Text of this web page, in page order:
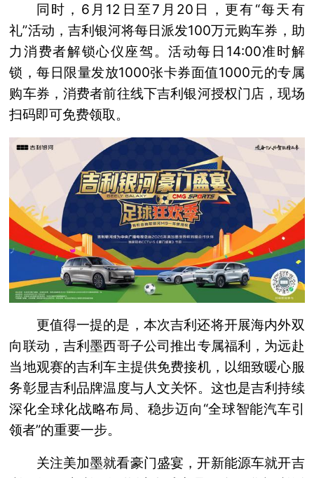
同时，6月12日至7月20日，更有“每天有
礼”活动，吉利银河将每日派发100万元购车券，助
力消费者解锁心仪座驾。活动每日14:00准时解
锁，每日限量发放1000张卡券面值1000元的专属
购车券，消费者前往线下吉利银河授权门店，现场
扫码即可免费领取。
更值得一提的是，本次吉利还将开展海内外双
向联动，吉利墨西哥子公司推出专属福利，为远赴
当地观赛的吉利车主提供免费接机，以细致暖心服
务彰显吉利品牌温度与人文关怀。这也是吉利持续
深化全球化战略布局、稳步迈向“全球智能汽车引
领者”的重要一步。
关注美加墨就看豪门盛宴，开新能源车就开吉